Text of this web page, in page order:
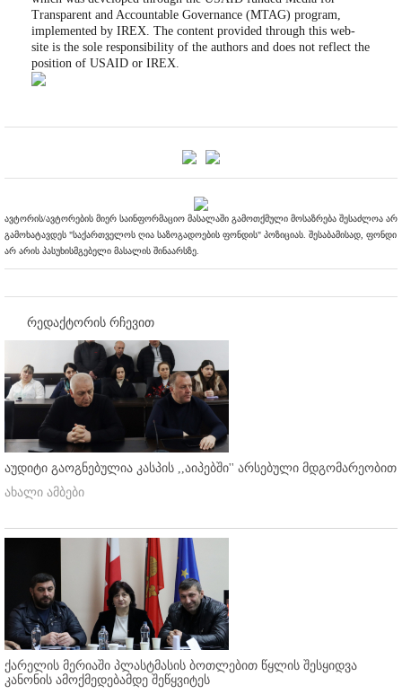
Transparent and Accountable Governance (MTAG) program,
implemented by IREX. The content provided through this web-
site is the sole responsibility of the authors and does not reflect the
position of USAID or IREX.
ავტორის/ავტორების მიერ საინფორმაციო მასალაში გამოთქმული მოსაზრება შესაძლოა არ
გამოხატავდეს "საქართველოს ღია საზოგადოების ფონდის" პოზიციას. შესაბამისად, ფონდი
არ არის პასუხისმგებელი მასალის შინაარსზე.
რედაქტორის რჩევით
აუდიტი გაოგნებულია კასპის ,,აიპებში'' არსებული მდგომარეობით
ახალი ამბები
ქარელის მერიაში პლასტმასის ბოთლებით წყლის შესყიდვა
კანონის ამოქმედებამდე შეწყვიტეს